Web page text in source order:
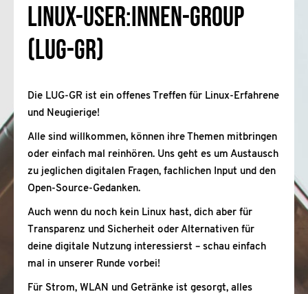
Linux-User:innen-Group
(LUG-GR)
Die LUG-GR ist ein offenes Treffen für Linux-Erfahrene
und Neugierige!
Alle sind willkommen, können ihre Themen mitbringen
oder einfach mal reinhören. Uns geht es um Austausch
zu jeglichen digitalen Fragen, fachlichen Input und den
Open-Source-Gedanken.
Auch wenn du noch kein Linux hast, dich aber für
Transparenz und Sicherheit oder Alternativen für
deine digitale Nutzung interessierst – schau einfach
mal in unserer Runde vorbei!
Für Strom, WLAN und Getränke ist gesorgt, alles